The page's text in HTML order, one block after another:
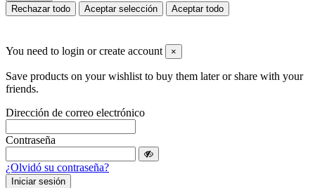
Rechazar todo
Aceptar selección Aceptar todo
You need to login or create account ×
Save products on your wishlist to buy them later or share with your
friends.
Dirección de correo electrónico
Contraseña
¿Olvidó su contraseña?
Iniciar sesión